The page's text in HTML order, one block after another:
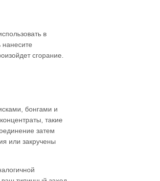
в
нанесите
сгорание.
бонгами и
такие
затем
или закручены